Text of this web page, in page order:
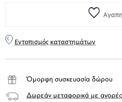
Εντοπισμός καταστημάτων
Όμορφη συσκευασία δώρου
Δωρεάν μεταφορικά με